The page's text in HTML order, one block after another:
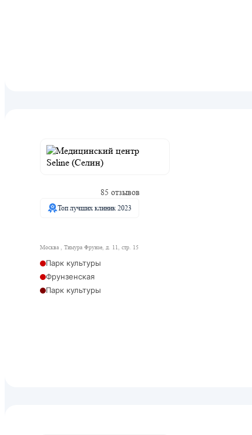
85 отзывов
Топ лучших клиник 2023
Москва , Тимура Фрунзе, д. 11, стр. 15
Парк культуры
Фрунзенская
Парк культуры